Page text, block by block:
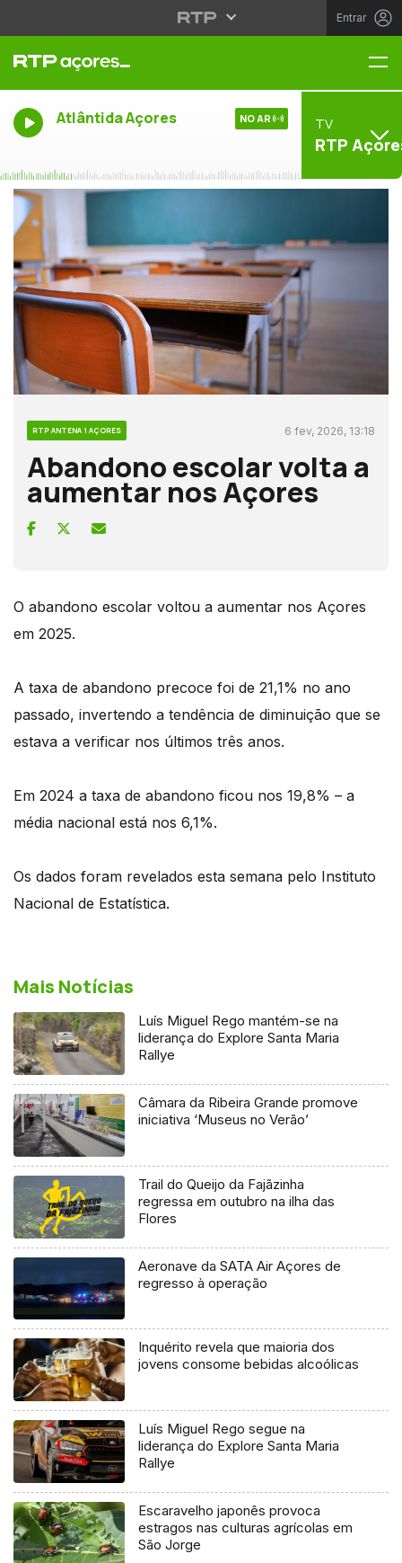
Entrar
Atlântida Açores NO AR TV
RTP
RTP ANTENA 1 AÇORES 6 fev, 2026, 13:18
Abandono escolar volta a
aumentar nos Açores
O abandono escolar voltou a aumentar nos Açores
em 2025.
A taxa de abandono precoce foi de 21,1% no ano
passado, invertendo a tendência de diminuição que se
estava a verificar nos últimos três anos.
Em 2024 a taxa de abandono ficou nos 19,8% – a
média nacional está nos 6,1%.
Os dados foram revelados esta semana pelo Instituto
Nacional de Estatística.
Mais Notícias
Luís Miguel Rego mantém-se na
liderança do Explore Santa Maria
Rallye
Câmara da Ribeira Grande promove
iniciativa ‘Museus no Verão’
Trail do Queijo da Fajãzinha
regressa em outubro na ilha das
Flores
Aeronave da SATA Air Açores de
regresso à operação
Inquérito revela que maioria dos
jovens consome bebidas alcoólicas
Luís Miguel Rego segue na
liderança do Explore Santa Maria
Rallye
Escaravelho japonês provoca
estragos nas culturas agrícolas em
São Jorge